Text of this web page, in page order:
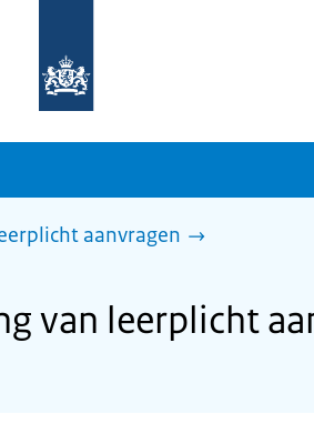
homepage
sdg.rijksoverheid.nl
aanvragen
van leerplicht